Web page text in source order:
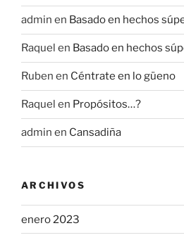
admin en Basado en hechos
Raquel en Basado en hechos
Ruben en Céntrate en lo güeno
Raquel en Propósitos…?
admin en Cansadiña
ARCHIVOS
enero 2023